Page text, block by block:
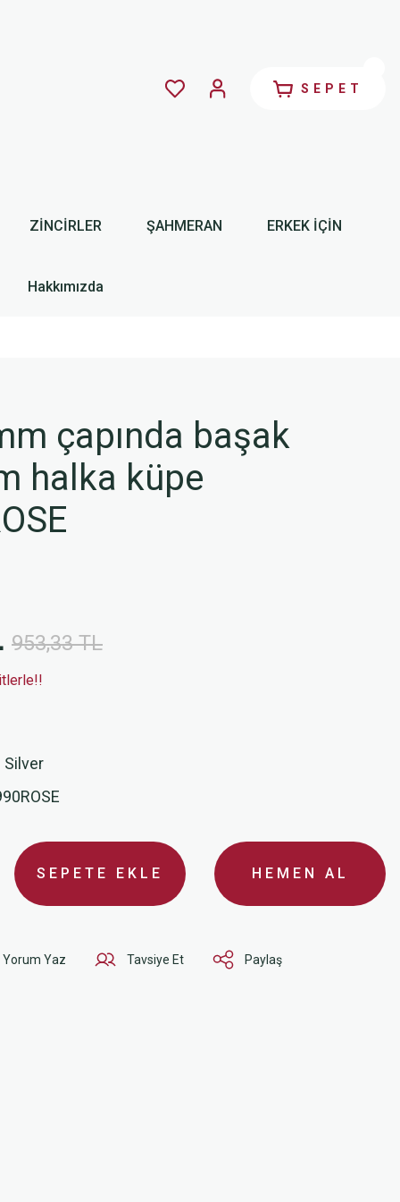
SEPET
ZİNCİRLER ŞAHMERAN ERKEK İÇİN
Hakkımızda
çapında başak
halka küpe
953,33 TL
Silver
SEPETE EKLE HEMEN AL
Yorum Yaz Tavsiye Et Paylaş